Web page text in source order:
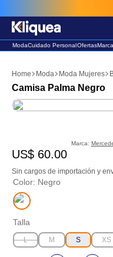
ModaCuidado PersonalOfertas
Moda Moda Mujeres
Camisa Palma Negro
Marca:
US$ 60.00
Sin cargos de importación y
Color: Negro
Talla
L M S XS
2. sandalia